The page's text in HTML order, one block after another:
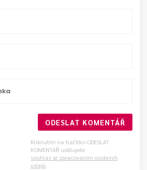
ODESLAT KOMENTÁŘ
Kliknutím na tlačítko ODESLAT
KOMENTÁŘ udělujete
souhlas se zpracováním osobních
údajů.